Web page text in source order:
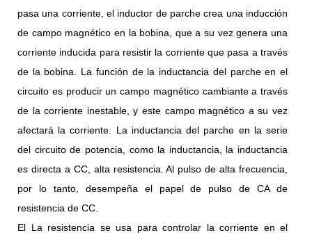
pasa una corriente, el inductor de parche crea una inducción
de campo magnético en la bobina, que a su vez genera una
corriente inducida para resistir la corriente que pasa a través
de la bobina. La función de la inductancia del parche en el
circuito es producir un campo magnético cambiante a través
de la corriente inestable, y este campo magnético a su vez
afectará la corriente. La inductancia del parche en la serie
del circuito de potencia, como la inductancia, la inductancia
es directa a CC, alta resistencia. Al pulso de alta frecuencia,
por lo tanto, desempeña el papel de pulso de CA de
resistencia de CC.
El La resistencia se usa para controlar la corriente en el